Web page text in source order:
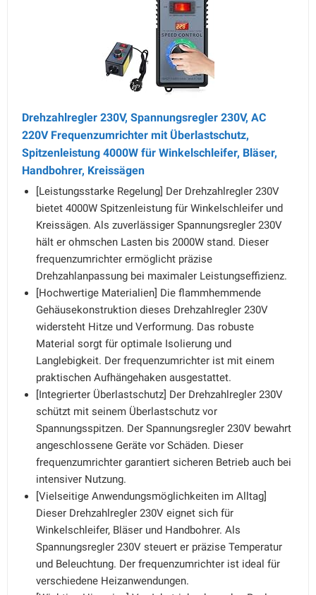
Drehzahlregler 230V, Spannungsregler 230V, AC
220V Frequenzumrichter mit Überlastschutz,
Spitzenleistung 4000W für Winkelschleifer, Bläser,
Handbohrer, Kreissägen
[Leistungsstarke Regelung] Der Drehzahlregler 230V
bietet 4000W Spitzenleistung für Winkelschleifer und
Kreissägen. Als zuverlässiger Spannungsregler 230V
hält er ohmschen Lasten bis 2000W stand. Dieser
frequenzumrichter ermöglicht präzise
Drehzahlanpassung bei maximaler Leistungseffizienz.
[Hochwertige Materialien] Die flammhemmende
Gehäusekonstruktion dieses Drehzahlregler 230V
widersteht Hitze und Verformung. Das robuste
Material sorgt für optimale Isolierung und
Langlebigkeit. Der frequenzumrichter ist mit einem
praktischen Aufhängehaken ausgestattet.
[Integrierter Überlastschutz] Der Drehzahlregler 230V
schützt mit seinem Überlastschutz vor
Spannungsspitzen. Der Spannungsregler 230V bewahrt
angeschlossene Geräte vor Schäden. Dieser
frequenzumrichter garantiert sicheren Betrieb auch bei
intensiver Nutzung.
[Vielseitige Anwendungsmöglichkeiten im Alltag]
Dieser Drehzahlregler 230V eignet sich für
Winkelschleifer, Bläser und Handbohrer. Als
Spannungsregler 230V steuert er präzise Temperatur
und Beleuchtung. Der frequenzumrichter ist ideal für
verschiedene Heizanwendungen.